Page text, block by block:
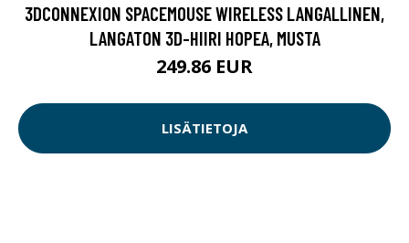
3DCONNEXION SPACEMOUSE WIRELESS LANGALLINEN,
LANGATON 3D-HIIRI HOPEA, MUSTA
249.86 EUR
LISÄTIETOJA